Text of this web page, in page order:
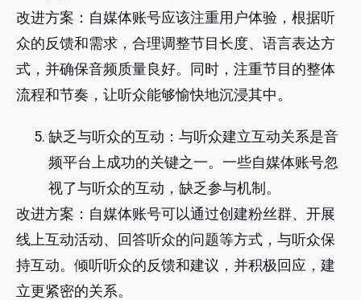
改进方案：自媒体账号应该注重用户体验，根据听
众的反馈和需求，合理调整节目长度、语言表达方
式，并确保音频质量良好。同时，注重节目的整体
流程和节奏，让听众能够愉快地沉浸其中。
缺乏与听众的互动：与听众建立互动关系是音
频平台上成功的关键之一。一些自媒体账号忽
视了与听众的互动，缺乏参与机制。
改进方案：自媒体账号可以通过创建粉丝群、开展
线上互动活动、回答听众的问题等方式，与听众保
持互动。倾听听众的反馈和建议，并积极回应，建
立更紧密的关系。